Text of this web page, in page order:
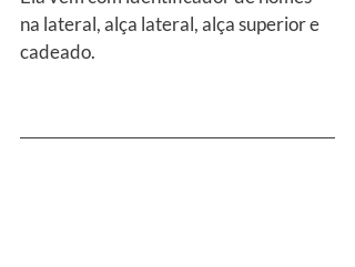
na lateral, alça lateral, alça superior e
cadeado.